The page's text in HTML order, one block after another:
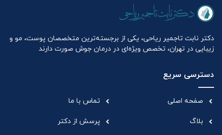
دکتر نابت تاجمیر ریاحی، یکی از برجسته‌ترین متخصصان پوست، مو و
زیبایی در تهران، تخصص ویژه‌ای در درمان جوش صورت دارند
دسترسی سریع
صفحه اصلی
بلاگ
تماس با ما
پرسش از دکتر